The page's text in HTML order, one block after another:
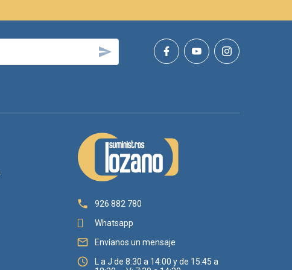


926 882 780
Whatsapp
 Envíanos un mensaje

L a J de 8:30 a 14:00 y de 15:45 a